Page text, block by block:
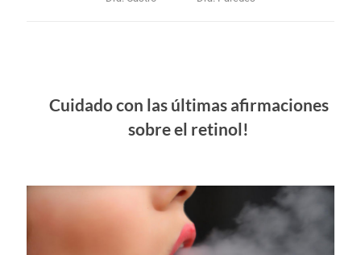
Cuidado con las últimas afirmaciones
sobre el retinol!